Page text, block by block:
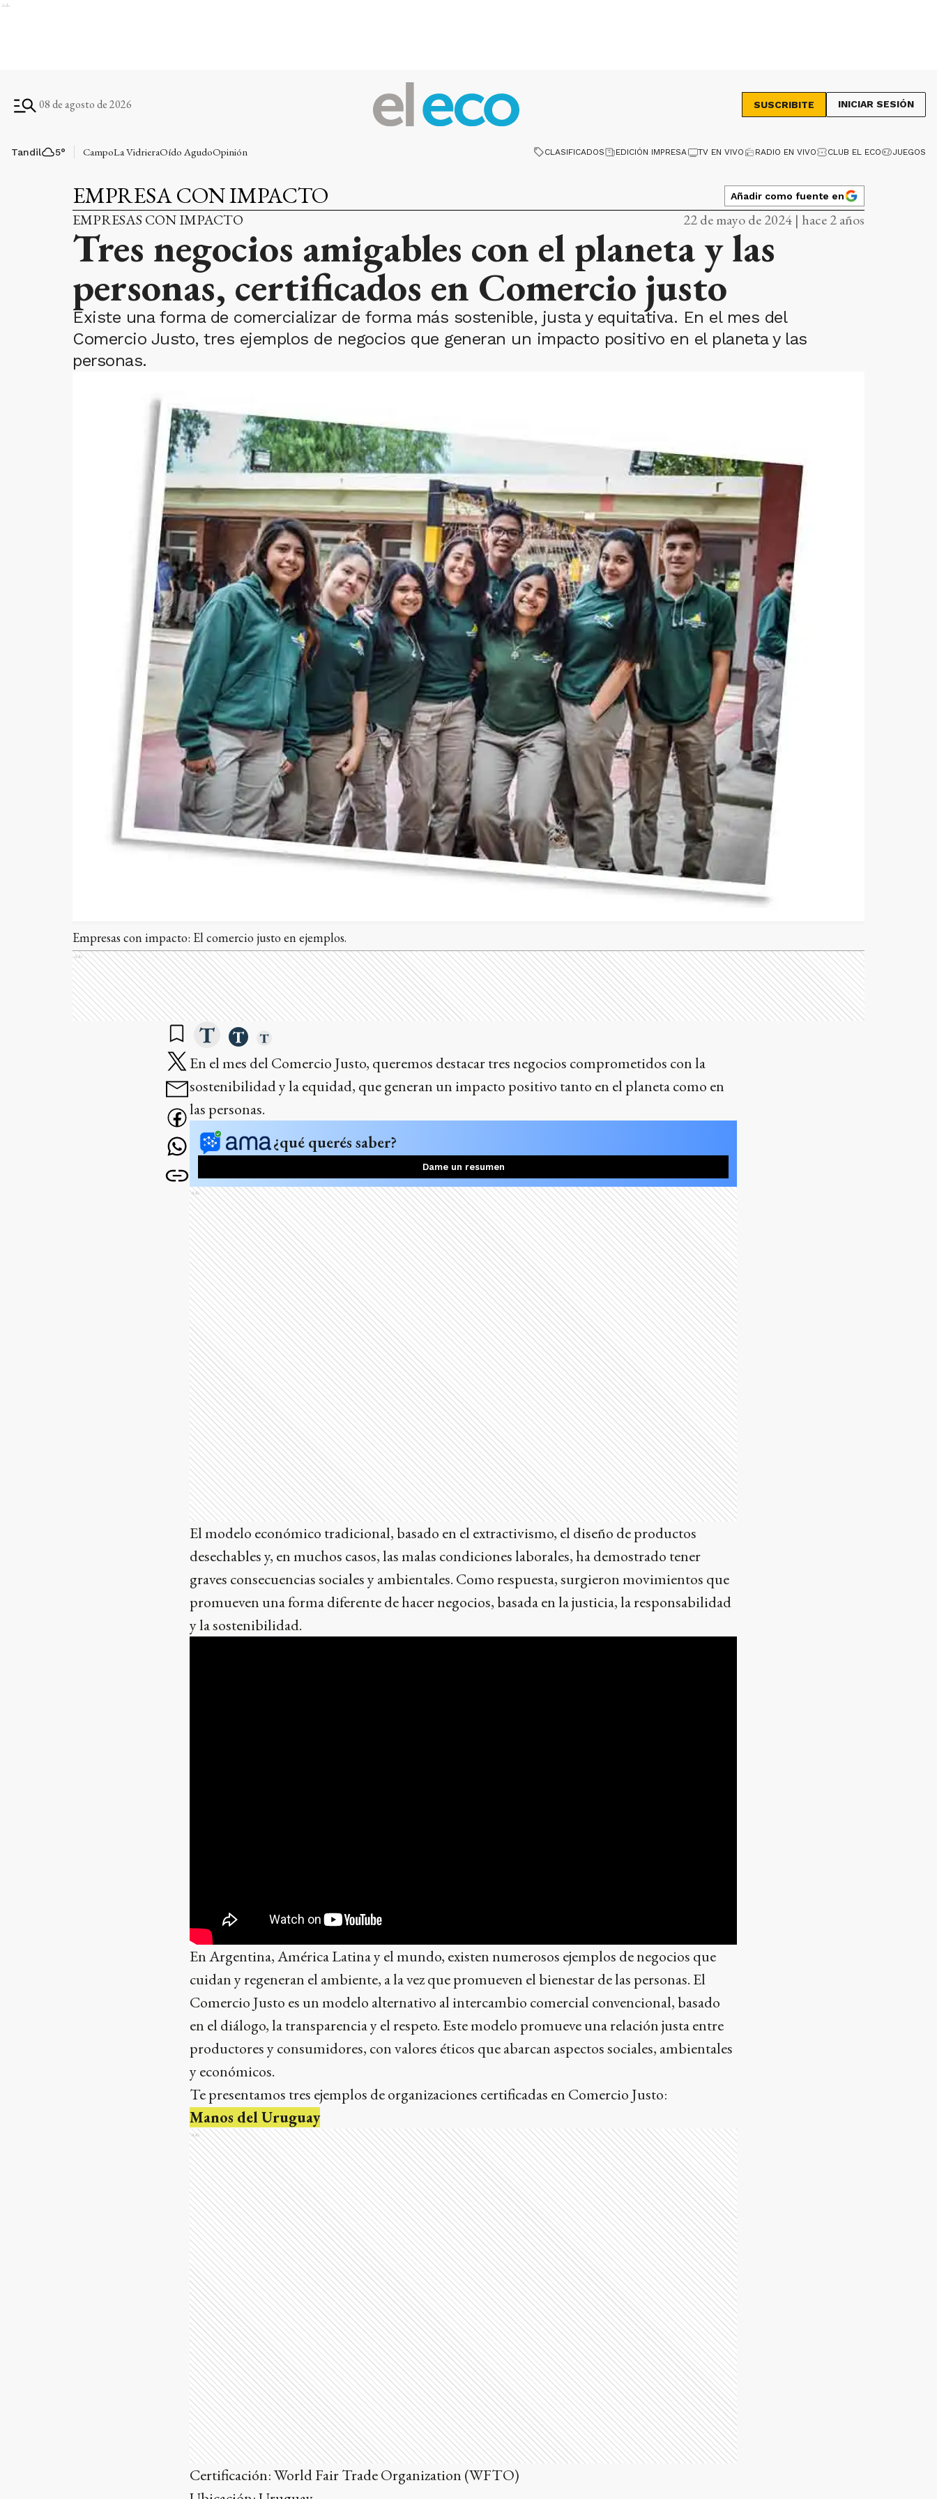
Ads
08 de agosto de 2026 SUSCRIBITE INICIAR SESIÓN
Tandil 5° CampoLa VidrieraOído AgudoOpinión CLASIFICADOS EDICIÓN IMPRESA TV EN VIVO RADIO EN VIVO CLUB EL ECO JUEGOS
EMPRESA CON IMPACTO Añadir como fuente en
EMPRESAS CON IMPACTO 22 de mayo de 2024 | hace 2 años
Tres negocios amigables con el planeta y las
personas, certificados en Comercio justo
Existe una forma de comercializar de forma más sostenible, justa y equitativa. En el mes del
Comercio Justo, tres ejemplos de negocios que generan un impacto positivo en el planeta y las
personas.
Empresas con impacto: El comercio justo en ejemplos.
Ads
En el mes del Comercio Justo, queremos destacar tres negocios comprometidos con la
sostenibilidad y la equidad, que generan un impacto positivo tanto en el planeta como en
las personas.
¿qué querés saber?
Dame un resumen
Ads
El modelo económico tradicional, basado en el extractivismo, el diseño de productos
desechables y, en muchos casos, las malas condiciones laborales, ha demostrado tener
graves consecuencias sociales y ambientales. Como respuesta, surgieron movimientos que
promueven una forma diferente de hacer negocios, basada en la justicia, la responsabilidad
y la sostenibilidad.
En Argentina, América Latina y el mundo, existen numerosos ejemplos de negocios que
cuidan y regeneran el ambiente, a la vez que promueven el bienestar de las personas. El
Comercio Justo es un modelo alternativo al intercambio comercial convencional, basado
en el diálogo, la transparencia y el respeto. Este modelo promueve una relación justa entre
productores y consumidores, con valores éticos que abarcan aspectos sociales, ambientales
y económicos.
Te presentamos tres ejemplos de organizaciones certificadas en Comercio Justo:
Manos del Uruguay
Ads
Certificación: World Fair Trade Organization (WFTO)